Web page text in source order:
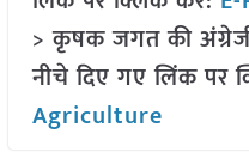
> कृषक जगत की
नीचे दिए गए लिंक पर
Agriculture